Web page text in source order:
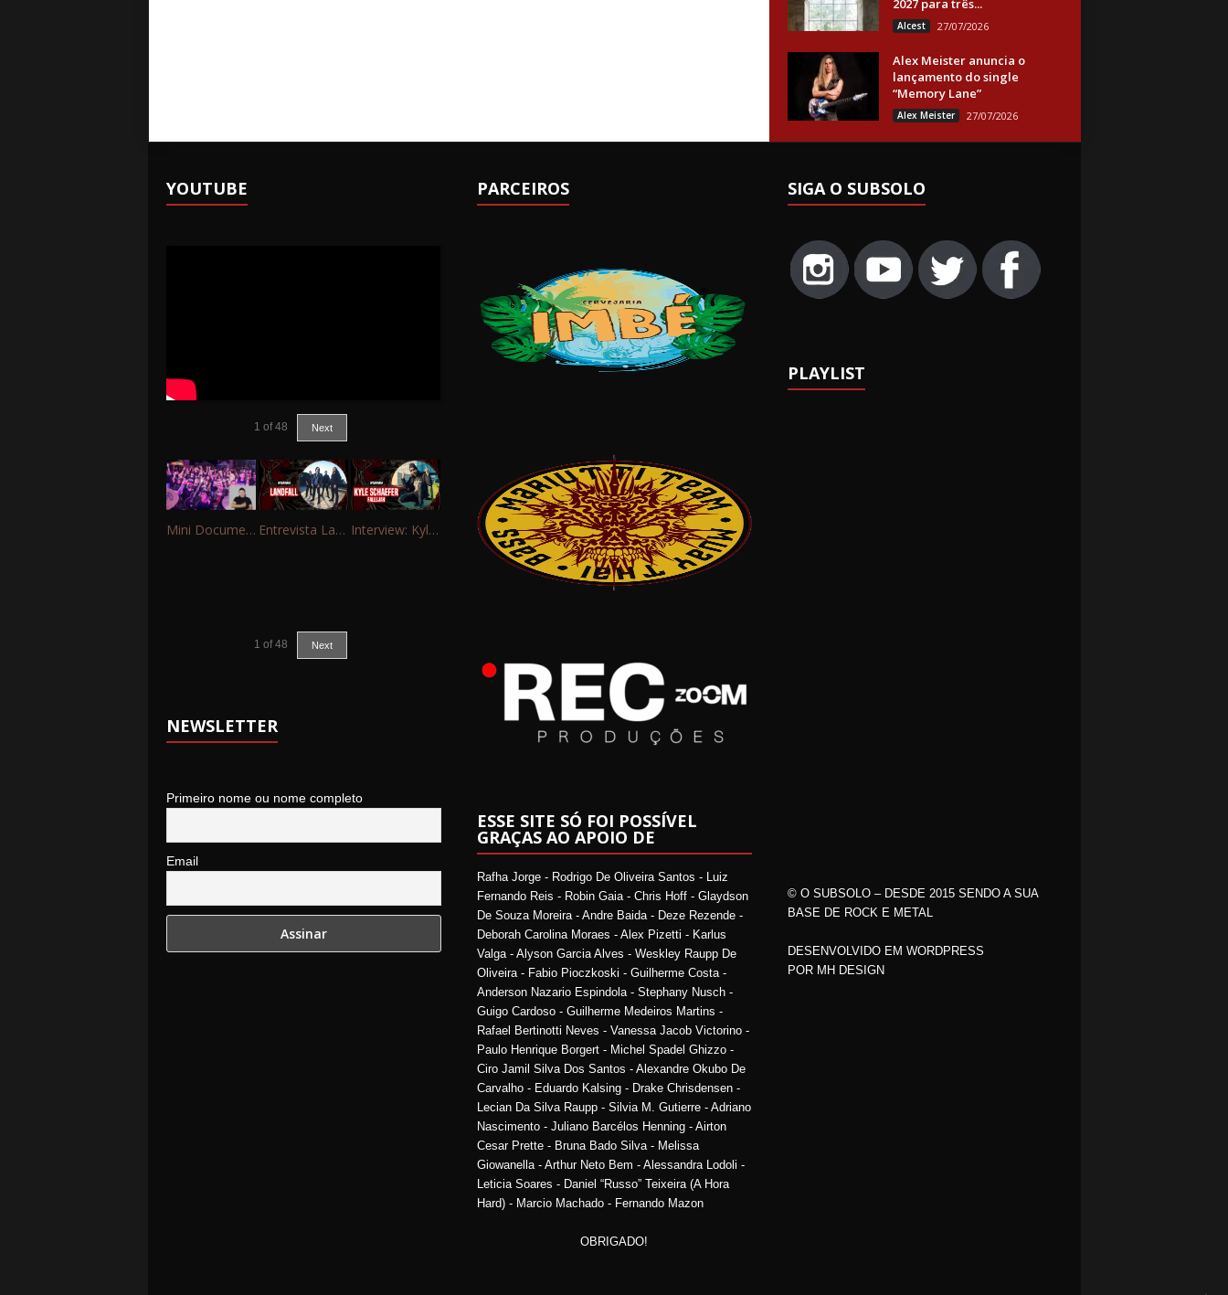
2027 para três...
Alcest 27/07/2026
Alex Meister anuncia o
lançamento do single
“Memory Lane”
Alex Meister 27/07/2026
YOUTUBE
1 of 48 Next
Mini Documentário – 10 Anos de Portinho Rock Entrevista Landfall Interview: Kyle Schaefer (Fallujah)
1 of 48 Next
NEWSLETTER
Primeiro nome ou nome completo
Email
PARCEIROS
ESSE SITE SÓ FOI POSSÍVEL
GRAÇAS AO APOIO DE
Rafha Jorge - Rodrigo De Oliveira Santos - Luiz
Fernando Reis - Robin Gaia - Chris Hoff - Glaydson
De Souza Moreira - Andre Baida - Deze Rezende -
Deborah Carolina Moraes - Alex Pizetti - Karlus
Valga - Alyson Garcia Alves - Weskley Raupp De
Oliveira - Fabio Pioczkoski - Guilherme Costa -
Anderson Nazario Espindola - Stephany Nusch -
Guigo Cardoso - Guilherme Medeiros Martins -
Rafael Bertinotti Neves - Vanessa Jacob Victorino -
Paulo Henrique Borgert - Michel Spadel Ghizzo -
Ciro Jamil Silva Dos Santos - Alexandre Okubo De
Carvalho - Eduardo Kalsing - Drake Chrisdensen -
Lecian Da Silva Raupp - Silvia M. Gutierre - Adriano
Nascimento - Juliano Barcélos Henning - Airton
Cesar Prette - Bruna Bado Silva - Melissa
Giowanella - Arthur Neto Bem - Alessandra Lodoli -
Leticia Soares - Daniel “Russo” Teixeira (A Hora
Hard) - Marcio Machado - Fernando Mazon
OBRIGADO!
SIGA O SUBSOLO
PLAYLIST
© O SUBSOLO – DESDE 2015 SENDO A SUA
BASE DE ROCK E METAL
DESENVOLVIDO EM WORDPRESS
POR MH DESIGN